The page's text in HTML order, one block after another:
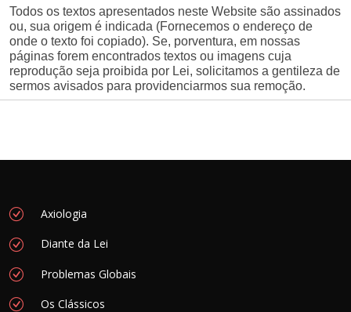
Todos os textos apresentados neste Website são assinados
ou, sua origem é indicada (Fornecemos o endereço de
onde o texto foi copiado). Se, porventura, em nossas
páginas forem encontrados textos ou imagens cuja
reprodução seja proibida por Lei, solicitamos a gentileza de
sermos avisados para providenciarmos sua remoção.
Axiologia
Diante da Lei
Problemas Globais
Os Clássicos